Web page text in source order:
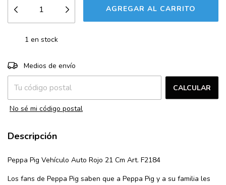
1 en stock
Entregas para el CP:
Medios de envío
CALCULAR
No sé mi código postal
Descripción
Peppa Pig Vehículo Auto Rojo 21 Cm Art. F2184
Los fans de Peppa Pig saben que a Peppa Pig y a su familia les